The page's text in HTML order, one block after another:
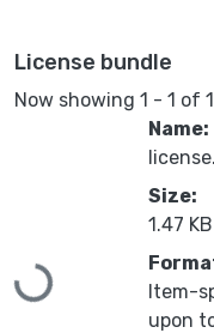
License bundle
Now showing 1 - 1 of 1
Loading...
Name:
Size:
1.47 KB
Item-
upon